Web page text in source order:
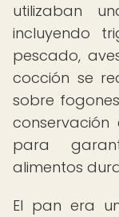
utilizaban
incluyendo
pescado,
cocción se
sobre
para
alimentos
El pan era